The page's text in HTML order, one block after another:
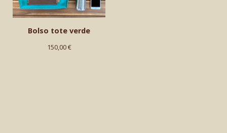
Bolso tote verde
150,00€